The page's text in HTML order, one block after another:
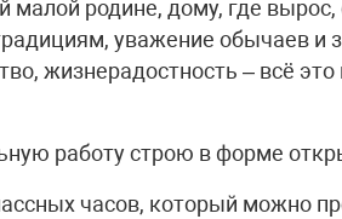
малой родине, дому, где
уважение обычаев и
жизнерадостность – всё
работу строю в форме
часов, который можно